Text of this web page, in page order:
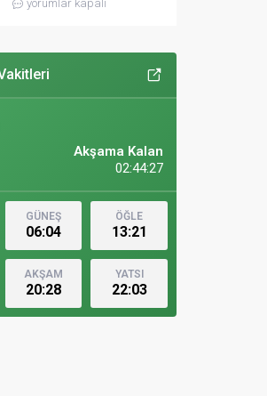
yorumlar kapalı
Akşama Kalan
02:44:25
GÜNEŞ
06:04
ÖĞLE
13:21
AKŞAM
20:28
YATSI
22:03